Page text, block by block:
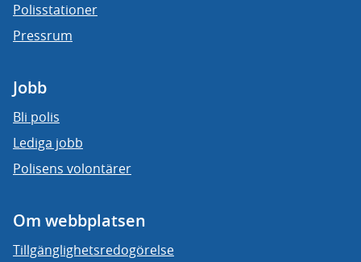
Polisstationer
Pressrum
Jobb
Bli polis
Lediga jobb
Polisens volontärer
Om webbplatsen
Tillgänglighetsredogörelse